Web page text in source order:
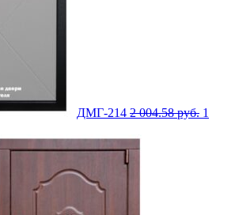
ДМГ-214 2 004.58руб. 1